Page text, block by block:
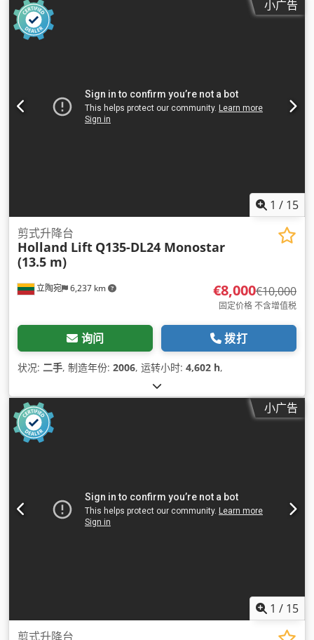
小广告
1 / 15
立陶宛 6,237 km
剪式升降台
Holland Lift Q135-DL24 Monostar
(13.5 m)
€8,000€10,000
固定价格 不含增值税
询问 拨打
状况: 二手, 制造年份: 2006, 运转小时: 4,602 h,
小广告
1 / 15
剪式升降台